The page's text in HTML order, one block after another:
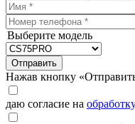
Выберите модель
Отправить
Нажав кнопку
даю согласие на